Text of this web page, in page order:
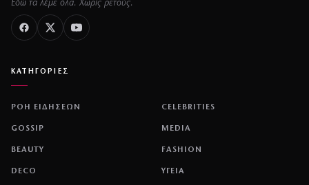
dimocracy.gr